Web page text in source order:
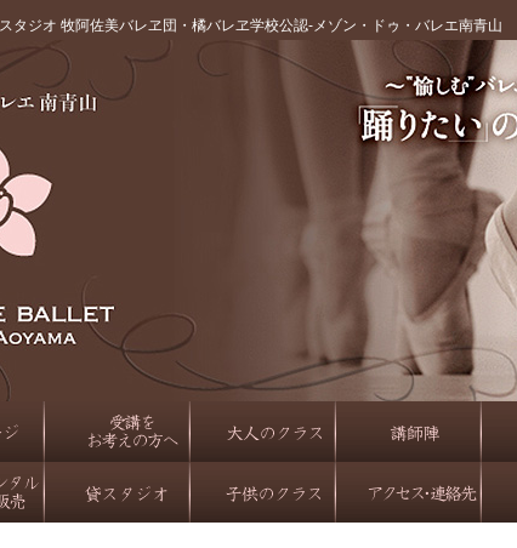
タジオ 牧阿佐美バレヱ団・橘バレヱ学校公認‐メゾン・ドゥ・バレエ南青山